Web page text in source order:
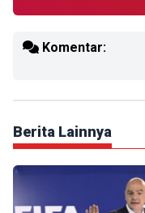
Komentar:
Berita Lainnya